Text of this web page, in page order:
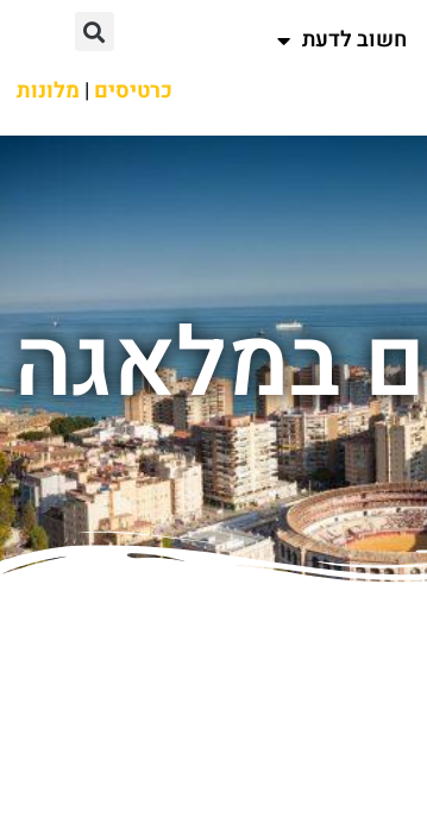
חשוב לדעת
כרטיסים | מלונות
במלאגה